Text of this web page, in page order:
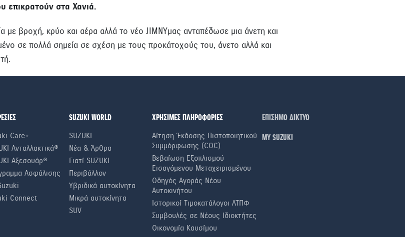
επικρατούν στα Χανιά.
με βροχή, κρύο και αέρα αλλά το νέο JIMNYμας ανταπέδωσε μια άνετη και
σε πολλά σημεία σε σχέση με τους προκάτοχούς του, άνετο αλλά και
Care+
Ανταλλακτικά®
Αξεσουάρ®
Ασφάλισης
Connect
SUZUKI WORLD
SUZUKI
Νέα & Άρθρα
Γιατί SUZUKI
Περιβάλλον
Υβριδικά αυτοκίνητα
Μικρά αυτοκίνητα
SUV
ΧΡΗΣΙΜΕΣ ΠΛΗΡΟΦΟΡΙΕΣ
Αίτηση Έκδοσης Πιστοποιητικού
Συμμόρφωσης (COC)
Βεβαίωση Εξοπλισμού
Εισαγόμενου Μεταχειρισμένου
Οδηγός Αγοράς Νέου
Αυτοκινήτου
Ιστορικοί Τιμοκατάλογοι ΛΤΠΦ
Συμβουλές σε Nέους Iδιοκτήτες
Οικονομία Καυσίμου
ΕΠΙΣΗΜΟ ΔΙΚΤΥΟ
ΜΥ SUZUKI